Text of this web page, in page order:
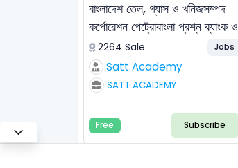
বাংলাদেশ তেল, গ্যাস ও খনিজসম্পদ
কর্পোরেশন পেট্রোবাংলা প্রশ্ন ব্যাংক ও
সমাধান
2264 Sale Jobs
Satt Academy
SATT ACADEMY
Free Subscribe